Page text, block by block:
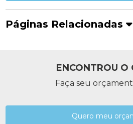
Páginas Relacionadas
ENCONTROU O
Faça seu
Quero meu